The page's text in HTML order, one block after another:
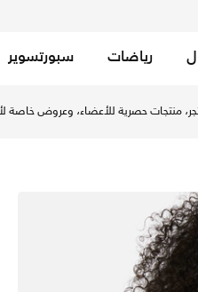
رياضات سبورتسوير
منتجات حصرية للأعضاء، وعروض خاصة